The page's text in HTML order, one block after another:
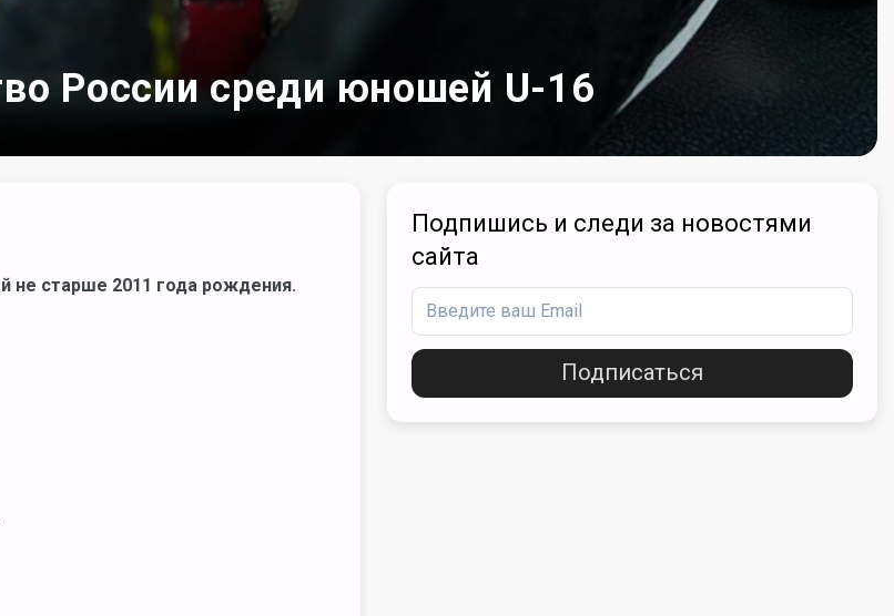
России среди юношей U-16
не старше 2011 года рождения.
Подпишись и следи за новостями
сайта
Подписаться